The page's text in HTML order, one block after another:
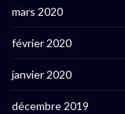
mars 2020
février 2020
janvier 2020
décembre 2019